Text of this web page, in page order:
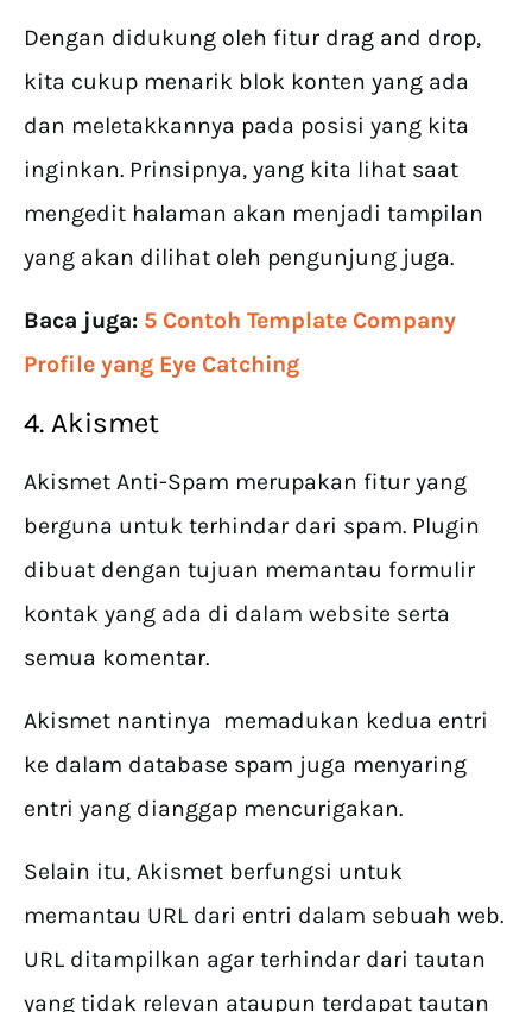
Dengan didukung oleh fitur drag and drop,
kita cukup menarik blok konten yang ada
dan meletakkannya pada posisi yang kita
inginkan. Prinsipnya, yang kita lihat saat
mengedit halaman akan menjadi tampilan
yang akan dilihat oleh pengunjung juga.
Baca juga: 5 Contoh Template Company
Profile yang Eye Catching
4. Akismet
Akismet Anti-Spam merupakan fitur yang
berguna untuk terhindar dari spam. Plugin
dibuat dengan tujuan memantau formulir
kontak yang ada di dalam website serta
semua komentar.
Akismet nantinya memadukan kedua entri
ke dalam database spam juga menyaring
entri yang dianggap mencurigakan.
Selain itu, Akismet berfungsi untuk
memantau URL dari entri dalam sebuah web.
URL ditampilkan agar terhindar dari tautan
yang tidak relevan ataupun terdapat tautan